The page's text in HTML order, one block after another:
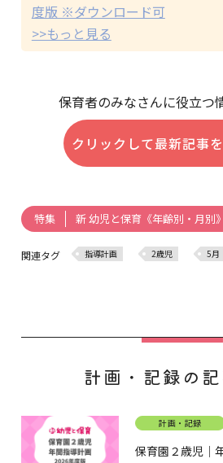
度版 ※ダウンロード可
>>もっと見る
保育者のみなさんに役立つ
クリックして最新記事
特集 新 幼児と保育《年齢別・月別
関連タグ 指導計画 2歳児 5月
計画・記録の
計画・記録
保育園２歳児｜